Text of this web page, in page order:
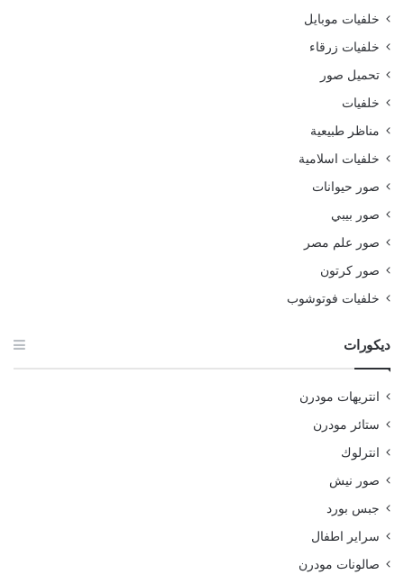
خلفيات موبايل
خلفيات زرقاء
تحميل صور
خلفيات
مناظر طبيعية
خلفيات اسلامية
صور حيوانات
صور بيبي
صور علم مصر
صور كرتون
خلفيات فوتوشوب
ديكورات
انتريهات مودرن
ستائر مودرن
انترلوك
صور نيش
جبس بورد
سراير اطفال
صالونات مودرن